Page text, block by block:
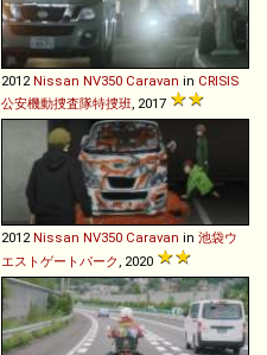
2012Nissan NV350 Caravan in CRISIS
公安機動捜査隊特捜班, 2017
2012Nissan NV350 Caravan in 池袋ウ
エストゲートパーク, 2020